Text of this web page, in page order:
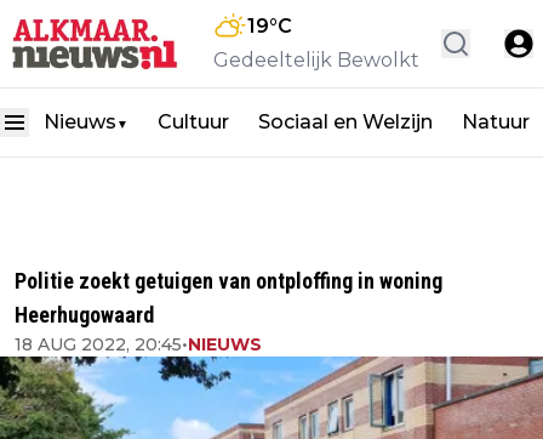
19°C
Gedeeltelijk Bewolkt
Nieuws ▼ Cultuur Sociaal en Welzijn Natuur
Politie zoekt getuigen van ontploffing in woning
Heerhugowaard
18 AUG 2022, 20:45•NIEUWS